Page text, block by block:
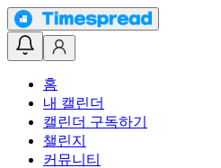
홈
내 캘린더
캘린더 구독하기
챌린지
커뮤니티